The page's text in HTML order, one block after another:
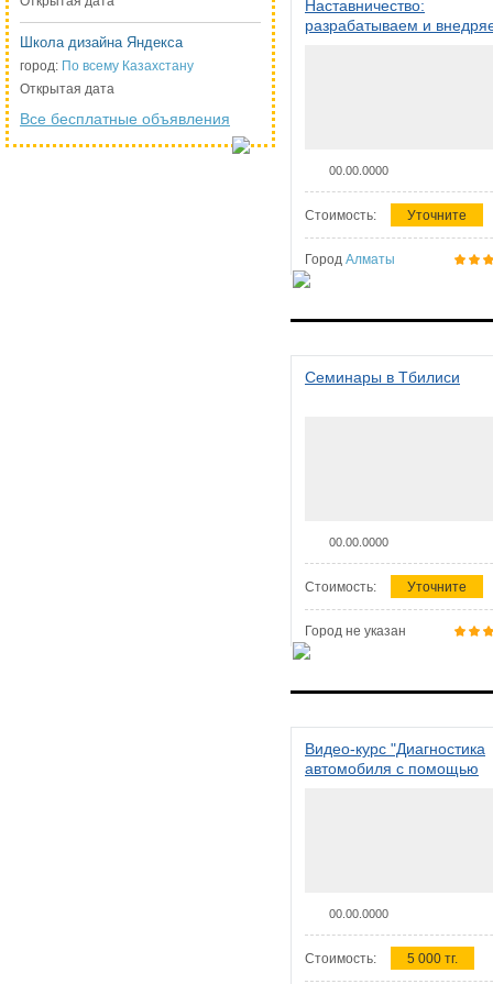
Школа дизайна Яндекса
город: По всему Казахстану
Открытая дата
Все бесплатные объявления
Наставничество:
разрабатываем и
00.00.0000
Стоимость: Уточните
Город Алматы
Семинары в Тбилиси
00.00.0000
Стоимость: Уточните
Город не указан
Видео-курс "Диагностика
автомобиля с помощью
00.00.0000
Стоимость: 5 000 тг.